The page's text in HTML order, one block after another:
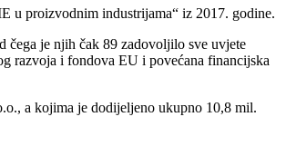
u proizvodnim industrijama“ iz 2017. godine.
čega je njih čak 89 zadovoljilo sve uvjete
razvoja i fondova EU i povećana financijska
a kojima je dodijeljeno ukupno 10,8 mil.